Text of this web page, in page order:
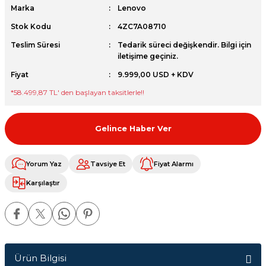
Marka Lenovo
Stok Kodu 4ZC7A08710
Teslim Süresi
Tedarik süreci değişkendir. Bilgi için
iletişime geçiniz.
Fiyat
9.999,00 USD + KDV
*58.499,87 TL' den başlayan taksitlerle!!
Gelince Haber Ver
Yorum Yaz Tavsiye Et Fiyat Alarmı
Karşılaştır
Ürün Bilgisi